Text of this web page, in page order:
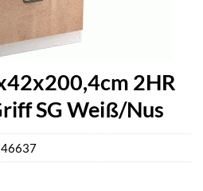
2HR
SG Weiß/Nus